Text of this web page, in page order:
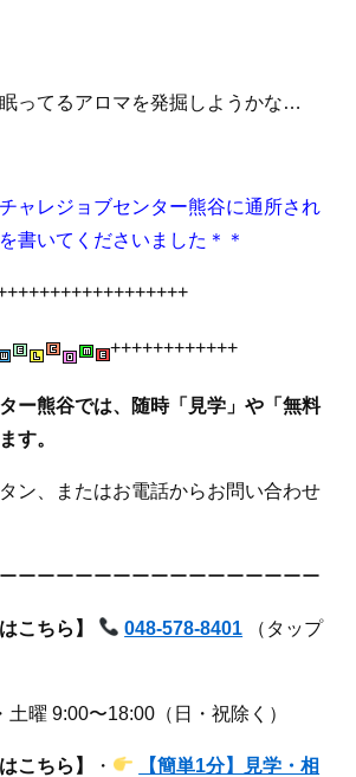
ってるアロマを発掘しようかな…
ャレジョブセンター熊谷に通所され
書いてくださいました＊＊
++++++++++++
ー熊谷では、随時「見学」や「無料
す。
ン、またはお電話からお問い合わせ
ーーーーーーーーーーーーーーーー
こちら】 048-578-8401 （タップ
曜 9:00〜18:00（日・祝除く）
こちら】 ・
【簡単1分】見学・相